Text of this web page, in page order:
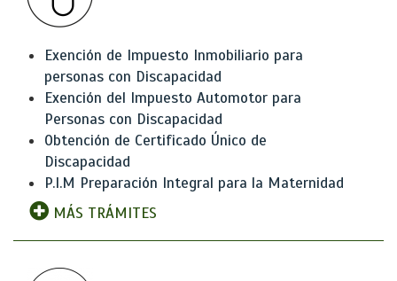
Exención de Impuesto Inmobiliario para
personas con Discapacidad
Exención del Impuesto Automotor para
Personas con Discapacidad
Obtención de Certificado Único de
Discapacidad
P.I.M Preparación Integral para la Maternidad
MÁS TRÁMITES